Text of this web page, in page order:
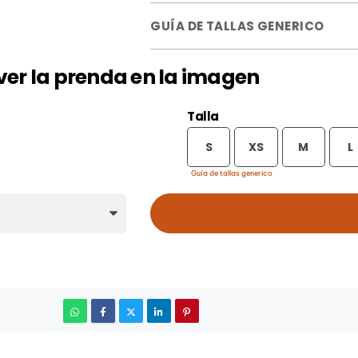
Talla
S XS M L
Guía de tallas generico
GUÍA DE TALLAS GENERICO
la prenda en la imagen